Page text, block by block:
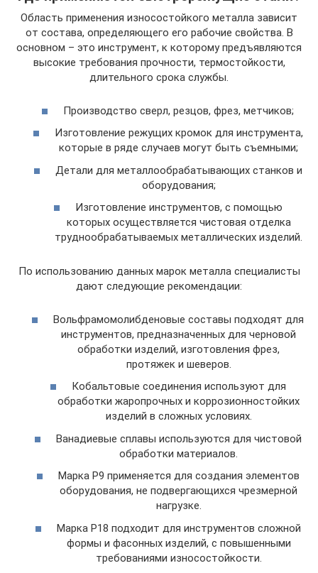
Область применения износостойкого металла зависит
от состава, определяющего его рабочие свойства. В
основном – это инструмент, к которому предъявляются
высокие требования прочности, термостойкости,
длительного срока службы.
Производство сверл, резцов, фрез, метчиков;
Изготовление режущих кромок для инструмента,
которые в ряде случаев могут быть съемными;
Детали для металлообрабатывающих станков и
оборудования;
Изготовление инструментов, с помощью
которых осуществляется чистовая отделка
труднообрабатываемых металлических изделий.
По использованию данных марок металла специалисты
дают следующие рекомендации:
Вольфрамомолибденовые составы подходят для
инструментов, предназначенных для черновой
обработки изделий, изготовления фрез,
протяжек и шеверов.
Кобальтовые соединения используют для
обработки жаропрочных и коррозионностойких
изделий в сложных условиях.
Ванадиевые сплавы используются для чистовой
обработки материалов.
Марка P9 применяется для создания элементов
оборудования, не подвергающихся чрезмерной
нагрузке.
Марка P18 подходит для инструментов сложной
формы и фасонных изделий, с повышенными
требованиями износостойкости.